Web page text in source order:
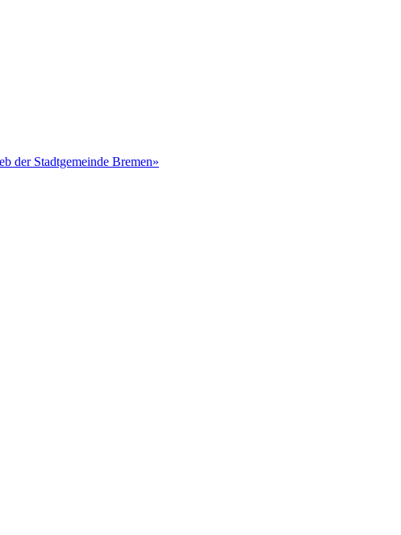
der Stadtgemeinde Bremen»